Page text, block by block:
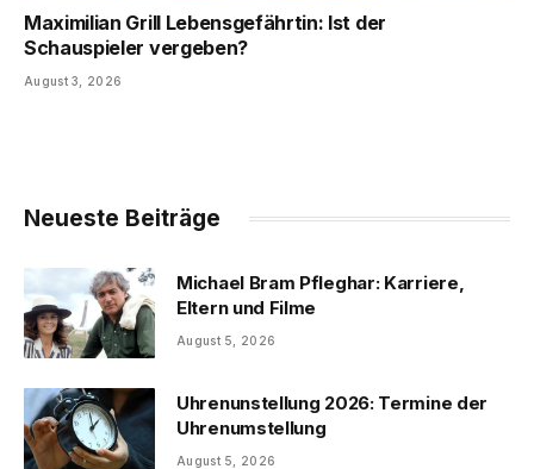
Maximilian Grill Lebensgefährtin: Ist der
Schauspieler vergeben?
August 3, 2026
Neueste Beiträge
Michael Bram Pfleghar: Karriere,
Eltern und Filme
August 5, 2026
Uhrenunstellung 2026: Termine der
Uhrenumstellung
August 5, 2026